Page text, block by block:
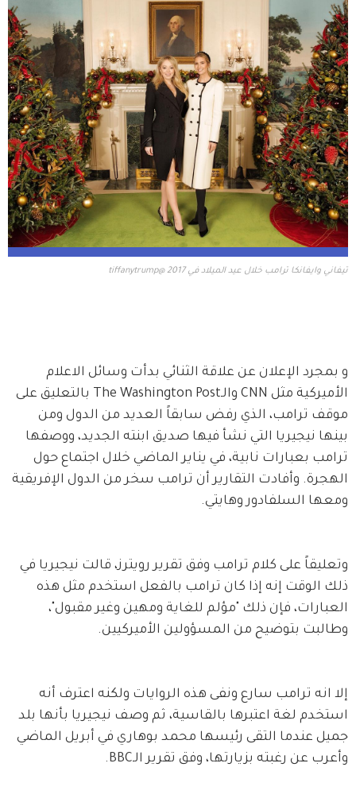
تيفاني وايفانكا ترامب خلال عيد الميلاد في 2017 @tiffanytrump
و بمجرد الإعلان عن علاقة الثنائي بدأت وسائل الاعلام
الأميركية مثل CNN والـThe Washington Post بالتعليق على
موقف ترامب، الذي رفض سابقاً العديد من الدول ومن
بينها نيجيريا التي نشأ فيها صديق ابنته الجديد، ووصفها
ترامب بعبارات نابية، في يناير الماضي خلال اجتماع حول
الهجرة. وأفادت التقارير أن ترامب سخر من الدول الإفريقية
ومعها السلفادور وهايتي.
وتعليقاً على كلام ترامب وفق تقرير رويترز، قالت نيجيريا في
ذلك الوقت إنه إذا كان ترامب بالفعل استخدم مثل هذه
العبارات، فإن ذلك "مؤلم للغاية ومهين وغير مقبول"،
وطالبت بتوضيح من المسؤولين الأميركيين.
إلا انه ترامب سارع ونفى هذه الروايات ولكنه اعترف أنه
استخدم لغة اعتبرها بالقاسية، ثم وصف نيجيريا بأنها بلد
جميل عندما التقى رئيسها محمد بوهاري في أبريل الماضي
وأعرب عن رغبته بزيارتها، وفق تقرير الـBBC.